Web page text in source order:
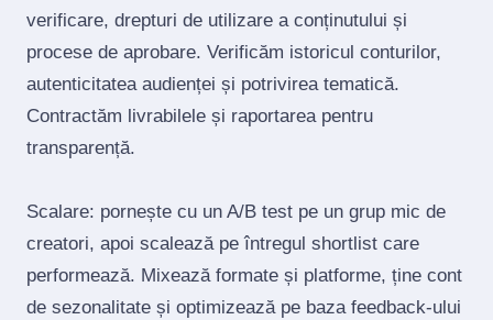
verificare, drepturi de utilizare a conținutului și
procese de aprobare. Verificăm istoricul conturilor,
autenticitatea audienței și potrivirea tematică.
Contractăm livrabilele și raportarea pentru
transparență.
Scalare: pornește cu un A/B test pe un grup mic de
creatori, apoi scalează pe întregul shortlist care
performează. Mixează formate și platforme, ține cont
de sezonalitate și optimizează pe baza feedback‑ului